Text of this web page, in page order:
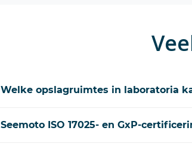
Welke opslagruimtes in laboratoria
Seemoto ISO 17025- en GxP-